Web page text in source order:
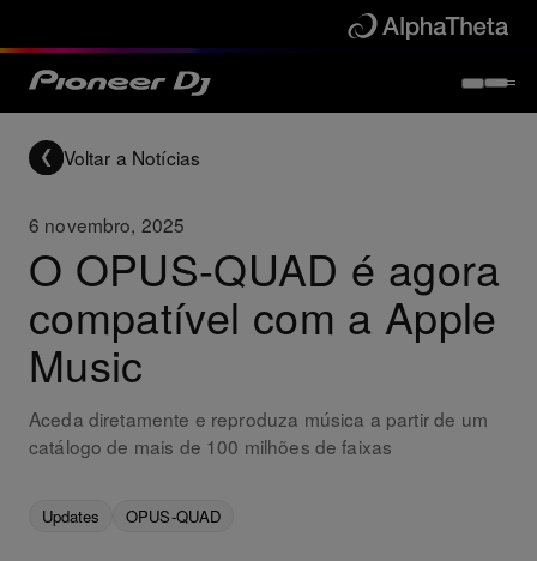
Voltar a Notícias
6 novembro, 2025
O OPUS-QUAD é agora
compatível com a Apple
Music
Aceda diretamente e reproduza música a partir de um
catálogo de mais de 100 milhões de faixas
Updates OPUS-QUAD